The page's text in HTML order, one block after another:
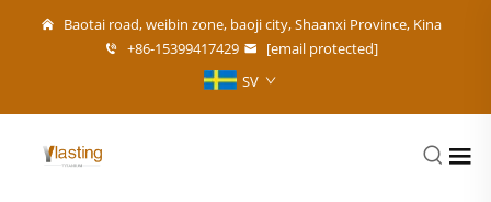
Baotai road, weibin zone, baoji city, Shaanxi Province, Kina
+86-15399417429
[email protected]
SV